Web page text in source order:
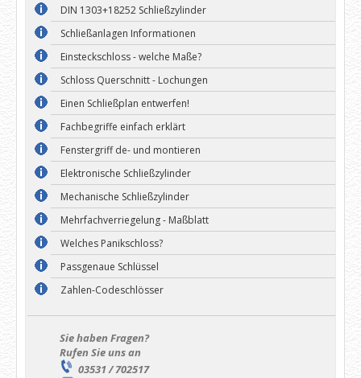
DIN 1303+18252 Schließzylinder
Schließanlagen Informationen
Einsteckschloss - welche Maße?
Schloss Querschnitt - Lochungen
Einen Schließplan entwerfen!
Fachbegriffe einfach erklärt
Fenstergriff de- und montieren
Elektronische Schließzylinder
Mechanische Schließzylinder
Mehrfachverriegelung - Maßblatt
Welches Panikschloss?
Passgenaue Schlüssel
Zahlen-Codeschlösser
Sie haben Fragen?
Rufen Sie uns an
03531 / 702517